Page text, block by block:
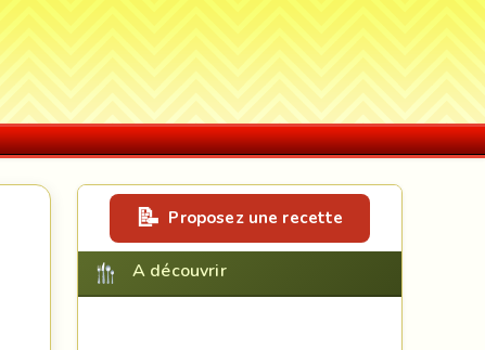
Proposez une recette
A découvrir